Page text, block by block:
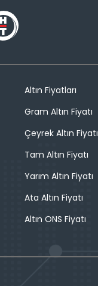
Altın Fiyatları
Gram Altın Fiyatı
Çeyrek Altın Fiyatı
Tam Altın Fiyatı
Yarım Altın Fiyatı
Ata Altın Fiyatı
Altın ONS Fiyatı